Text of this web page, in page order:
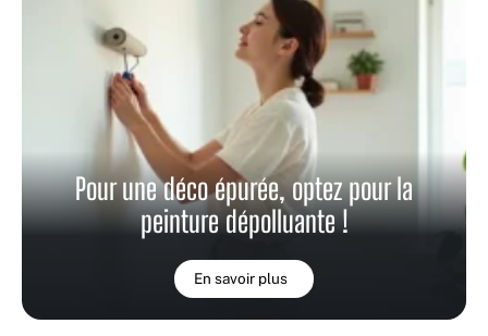
Pour une déco épurée, optez pour la
peinture dépolluante !
En savoir plus